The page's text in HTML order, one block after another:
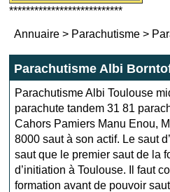
***************************
Annuaire > Parachutisme >
Parachutisme Albi
Parachutisme Albi Toulouse
parachute tandem 31 81
Cahors Pamiers Manu Enou,
8000 saut à son actif. Le saut
saut que le premier saut de la
d’initiation à Toulouse. Il faut
formation avant de pouvoir